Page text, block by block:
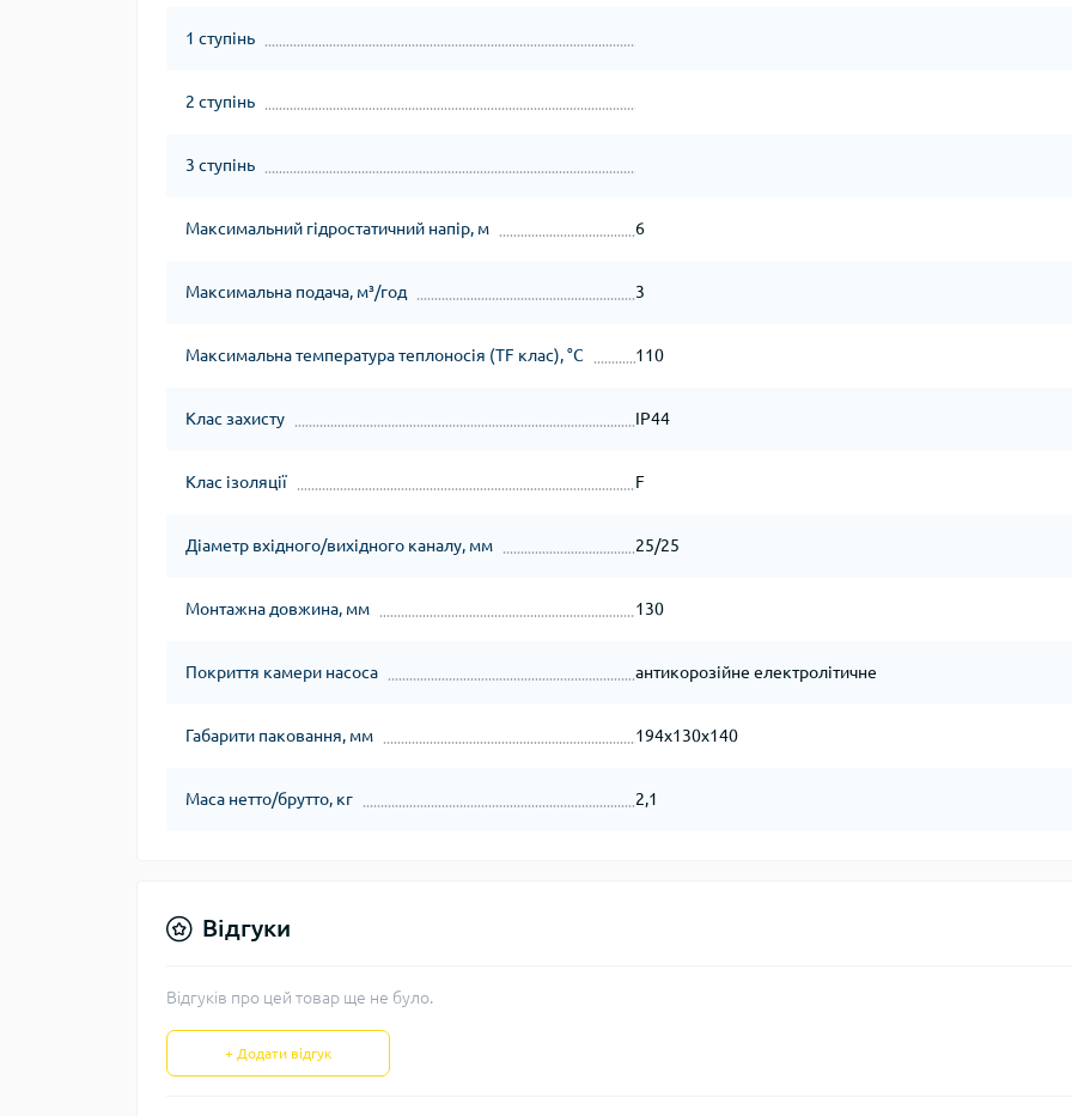
1 ступінь
2 ступінь
3 ступінь
Максимальний гідростатичний напір, м 6
Максимальна подача, м³/год 3
Максимальна температура теплоносія (TF клас), °С 110
Клас захисту ІР44
Клас ізоляції F
Діаметр вхідного/вихідного каналу, мм 25/25
Монтажна довжина, мм 130
Покриття камери насоса антикорозійне електролітичне
Габарити паковання, мм 194х130х140
Маса нетто/брутто, кг 2,1
Відгуки
Відгуків про цей товар ще не було.
+ Додати відгук